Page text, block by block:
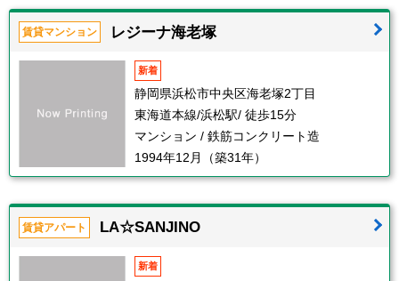
賃貸マンション レジーナ海老塚
新着
静岡県浜松市中央区海老塚2丁目
東海道本線/浜松駅/ 徒歩15分
マンション / 鉄筋コンクリート造
1994年12月（築31年）
賃貸アパート LA☆SANJINO
新着